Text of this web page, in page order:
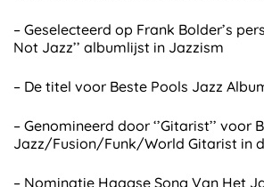
– Geselecteerd op Frank Bolder’s
Not Jazz’’ albumlijst in Jazzism
– De titel voor Beste Pools Jazz
– Genomineerd door ‘’Gitarist’’ voor
Jazz/Fusion/Funk/World Gitarist in
– Nominatie Haagse Song Van Het